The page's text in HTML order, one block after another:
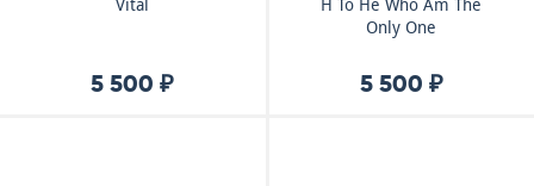
Vital
5 500 ₽
H To He Who Am The
Only One
5 500 ₽